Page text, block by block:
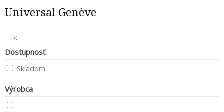
Universal Genève
<
Dostupnosť
Skladom
Výrobca